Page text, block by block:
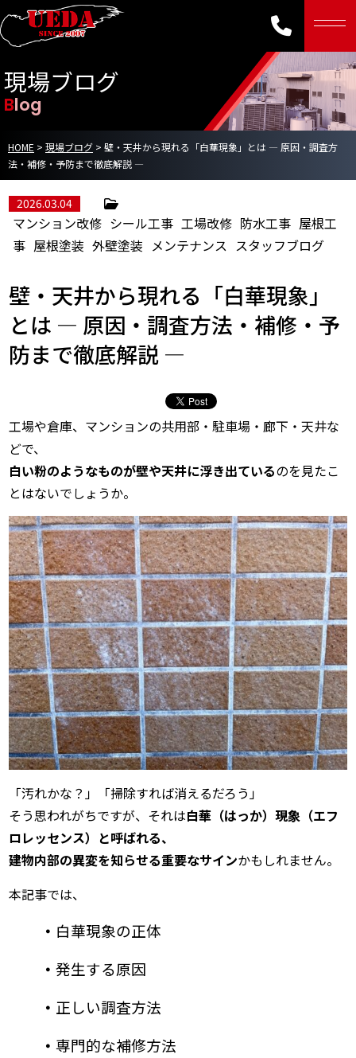
現場ブログ
Blog
HOME > 現場ブログ > 壁・天井から現れる「白華現象」とは ― 原因・調査方
法・補修・予防まで徹底解説 ―
2026.03.04
マンション改修 シール工事 工場改修 防水工事 屋根工
事 屋根塗装 外壁塗装 メンテナンス スタッフブログ
壁・天井から現れる「白華現象」
とは ― 原因・調査方法・補修・予
防まで徹底解説 ―
工場や倉庫、マンションの共用部・駐車場・廊下・天井な
どで、
白い粉のようなものが壁や天井に浮き出ているのを見たこ
とはないでしょうか。
「汚れかな？」「掃除すれば消えるだろう」
そう思われがちですが、それは白華（はっか）現象（エフ
ロレッセンス）と呼ばれる、
建物内部の異変を知らせる重要なサインかもしれません。
本記事では、
・ 白華現象の正体
・発生する原因
・ 正しい調査方法
・専門的な補修方法